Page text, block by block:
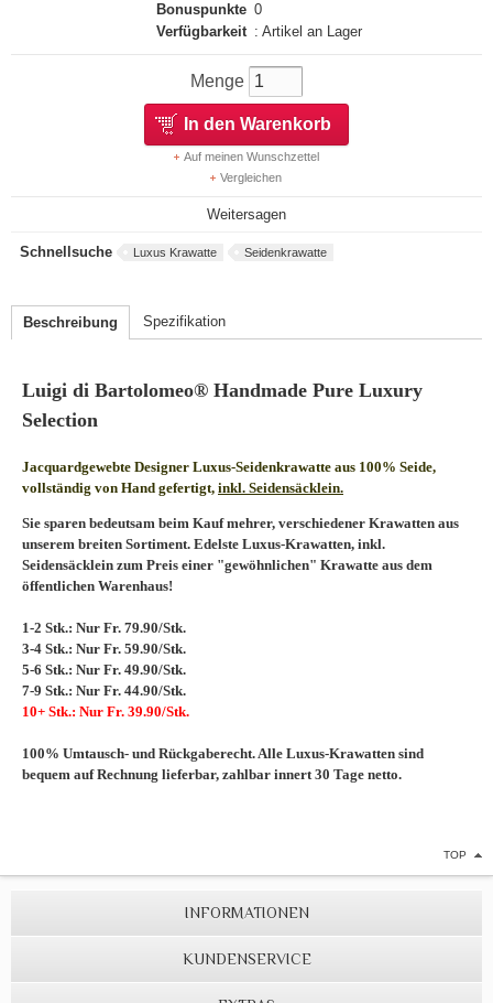
Bonuspunkte 0
Verfügbarkeit : Artikel an Lager
Menge
In den Warenkorb
Auf meinen Wunschzettel
Vergleichen
Weitersagen
Schnellsuche Luxus Krawatte Seidenkrawatte
Beschreibung Spezifikation
Luigi di Bartolomeo® Handmade Pure Luxury
Selection
Jacquardgewebte Designer Luxus-Seidenkrawatte aus 100% Seide,
vollständig von Hand gefertigt, inkl. Seidensäcklein.
Sie sparen bedeutsam beim Kauf mehrer, verschiedener Krawatten aus
unserem breiten Sortiment. Edelste Luxus-Krawatten, inkl.
Seidensäcklein zum Preis einer "gewöhnlichen" Krawatte aus dem
öffentlichen Warenhaus!
1-2 Stk.: Nur Fr. 79.90/Stk.
3-4 Stk.: Nur Fr. 59.90/Stk.
5-6 Stk.: Nur Fr. 49.90/Stk.
7-9 Stk.: Nur Fr. 44.90/Stk.
10+ Stk.: Nur Fr. 39.90/Stk.
100% Umtausch- und Rückgaberecht. Alle Luxus-Krawatten sind
bequem auf Rechnung lieferbar, zahlbar innert 30 Tage netto.
TOP
INFORMATIONEN
KUNDENSERVICE